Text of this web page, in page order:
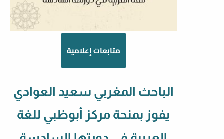
متابعات إعلامية
الباحث المغربي سعيد العوادي
يفوز بمنحة مركز أبوظبي للغة